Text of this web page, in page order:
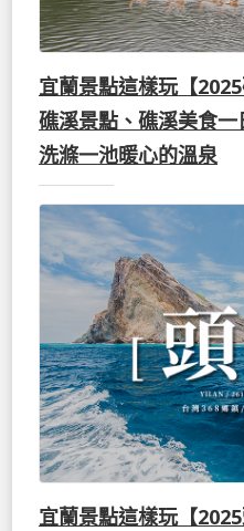
宜蘭景點這樣玩【
礁溪景點、礁溪美食一
洗滌一池暖心的溫泉
宜蘭景點這樣玩【